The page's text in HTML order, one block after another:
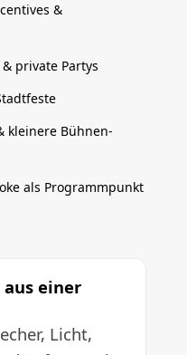
&
private Partys
kleinere Bühnen-
als Programmpunkt
aus einer
Licht,